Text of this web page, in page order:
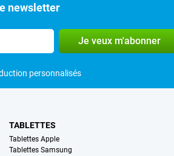
newsletter
Je veux m'abonner
personnalisés
TABLETTES
Tablettes Apple
Tablettes Samsung